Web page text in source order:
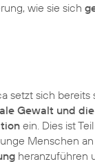
wie sie sich
setzt sich bereits
Gewalt und
ein. Dies ist
Menschen
heranzuführen